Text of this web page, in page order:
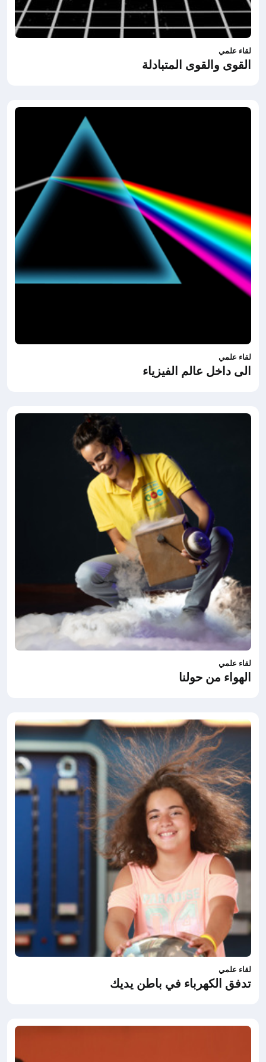
لقاء علمي
القوى والقوى المتبادلة
لقاء علمي
الى داخل عالم الفيزياء
لقاء علمي
الهواء من حولنا
لقاء علمي
تدفق الكهرباء في باطن يديك